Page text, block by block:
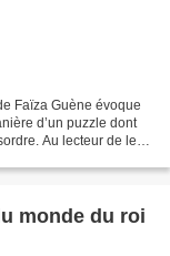
Faïza Guène évoque
d’un puzzle dont
Au lecteur de les
monde du roi